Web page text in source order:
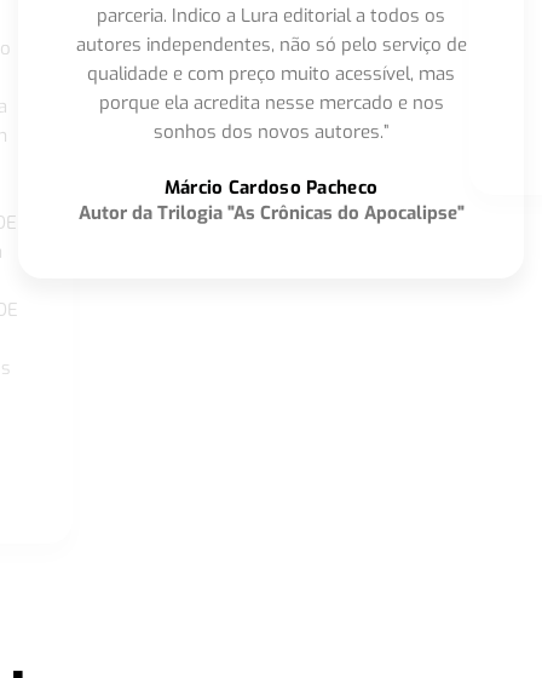
parceria. Indico a Lura editorial a todos os
autores independentes, não só pelo serviço de
qualidade e com preço muito acessível, mas
porque ela acredita nesse mercado e nos
sonhos dos novos autores.”
Márcio Cardoso Pacheco
Autor da Trilogia "As Crônicas do Apocalipse"